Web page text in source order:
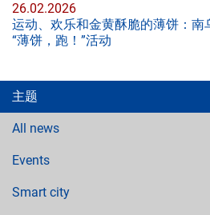
26.02.2026
运动、欢乐和金黄酥脆的薄饼：
“薄饼，跑！”活动
主题
All news
Events
Smart city